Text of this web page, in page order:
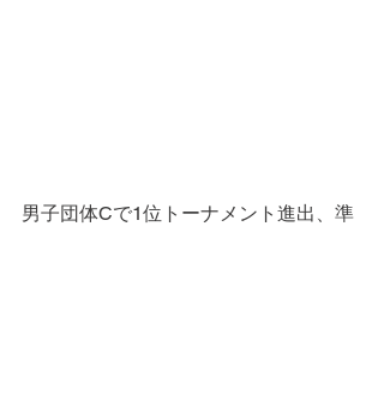
男子団体Cで1位トーナメント進出、準